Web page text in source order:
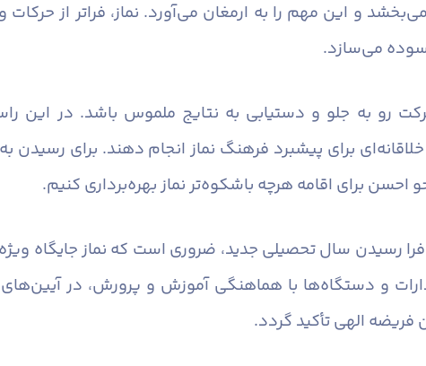
و این مهم را به ارمغان می‌آورد. نماز، فراتر از حرکات و
می‌سازد.
رو به جلو و دستیابی به نتایج ملموس باشد. در این
برای پیشبرد فرهنگ نماز انجام دهند. برای رسیدن
برای اقامه هرچه باشکوه‌تر نماز بهره‌برداری کنیم.
فرا رسیدن سال تحصیلی جدید، ضروری است که نماز جایگاه
و دستگاه‌ها با هماهنگی آموزش و پرورش، در
فریضه الهی تأکید گردد.